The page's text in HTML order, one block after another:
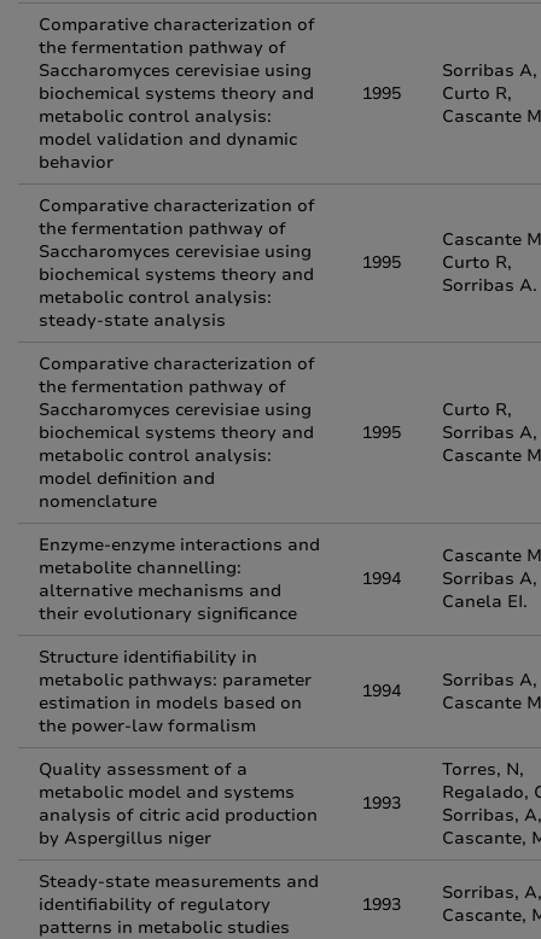
Comparative characterization of
the fermentation pathway of
Saccharomyces cerevisiae using
biochemical systems theory and
metabolic control analysis:
model validation and dynamic
behavior
1995
Sorribas A,
Curto R,
Cascante
Comparative characterization of
the fermentation pathway of
Saccharomyces cerevisiae using
biochemical systems theory and
metabolic control analysis:
steady-state analysis
1995
Cascante
Curto R,
Sorribas A.
Comparative characterization of
the fermentation pathway of
Saccharomyces cerevisiae using
biochemical systems theory and
metabolic control analysis:
model definition and
nomenclature
1995
Curto R,
Sorribas A,
Cascante
Enzyme-enzyme interactions and
metabolite channelling:
alternative mechanisms and
their evolutionary significance
1994
Cascante
Sorribas A,
Canela EI.
Structure identifiability in
metabolic pathways: parameter
estimation in models based on
the power-law formalism
1994
Sorribas A,
Cascante
Quality assessment of a
metabolic model and systems
analysis of citric acid production
by Aspergillus niger
1993
Torres, N,
Regalado,
Sorribas, A,
Cascante,
Steady-state measurements and
identifiability of regulatory
patterns in metabolic studies
1993
Sorribas, A,
Cascante,